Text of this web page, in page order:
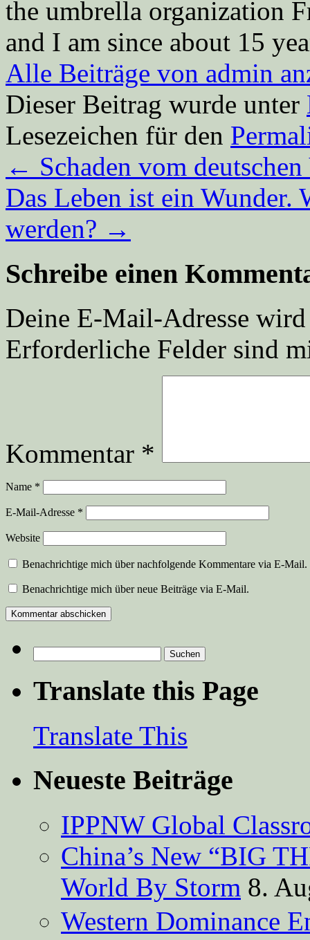
the umbrella organization
and I am since about 15
Alle Beiträge von admin
Dieser Beitrag wurde unter
Lesezeichen für den
← Schaden vom
Das Leben ist ein Wunder.
werden? →
Schreibe einen
Deine E-Mail-Adresse
Erforderliche Felder sind
Kommentar *
Name *
E-Mail-Adresse *
Website
Benachrichtige mich über nachfolgende Kommentare via E-Mail.
Benachrichtige mich über neue Beiträge via E-Mail.
nach:
Translate this Page
Translate This
Neueste Beiträge
IPPNW Global
China’s New “BIG
World By Storm 8.
Western Dominance